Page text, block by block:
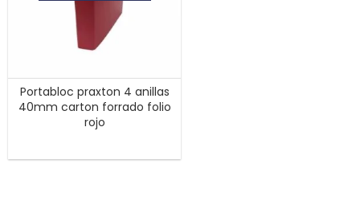
Portabloc praxton 4 anillas
40mm carton forrado folio
rojo